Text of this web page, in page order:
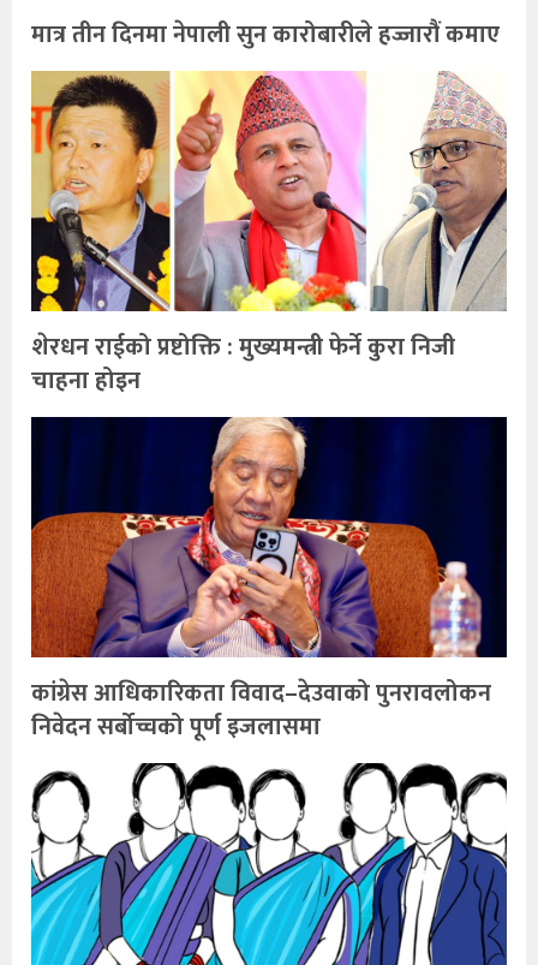
मात्र तीन दिनमा नेपाली सुन कारोबारीले हज्जारौं कमाए
शेरधन राईको प्रष्टोक्ति : मुख्यमन्त्री फेर्ने कुरा निजी
चाहना होइन
कांग्रेस आधिकारिकता विवाद–देउवाको पुनरावलोकन
निवेदन सर्बोच्चको पूर्ण इजलासमा